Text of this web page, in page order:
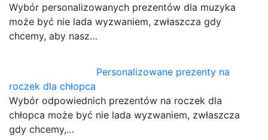
Wybór personalizowanych prezentów dla muzyka
może być nie lada wyzwaniem, zwłaszcza gdy
chcemy, aby nasz…
Personalizowane prezenty na
roczek dla chłopca
Wybór odpowiednich prezentów na roczek dla
chłopca może być nie lada wyzwaniem, zwłaszcza
gdy chcemy,…